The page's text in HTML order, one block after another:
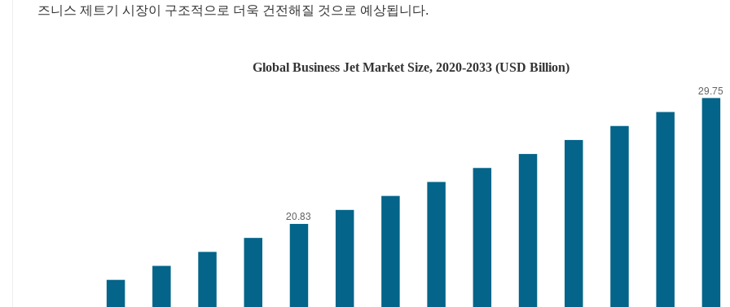
즈니스 제트기 시장이 구조적으로 더욱 건전해질 것으로 예상됩니다.